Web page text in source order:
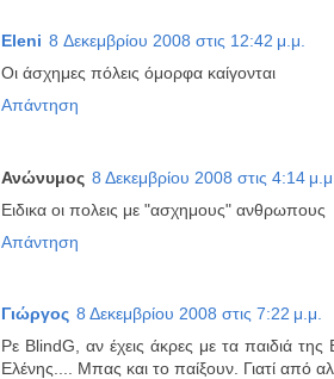
Eleni 8 Δεκεμβρίου 2008 στις 12:42 μ.μ.
Οι άσχημες πόλεις όμορφα καίγονται
Απάντηση
Ανώνυμος 8 Δεκεμβρίου 2008 στις 4:14 μ.μ.
Ειδικα οι πολεις με "ασχημους" ανθρωπους
Απάντηση
Γιώργος 8 Δεκεμβρίου 2008 στις 7:22 μ.μ.
Ρε BlindG, αν έχεις άκρες με τα παιδιά
Ελένης.... Μπας και το παίξουν. Γιατί από